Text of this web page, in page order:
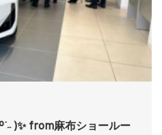
)✨ from麻布ショールー